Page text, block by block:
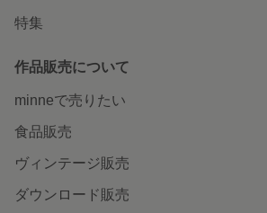
特集
作品販売について
minneで売りたい
食品販売
ヴィンテージ販売
ダウンロード販売